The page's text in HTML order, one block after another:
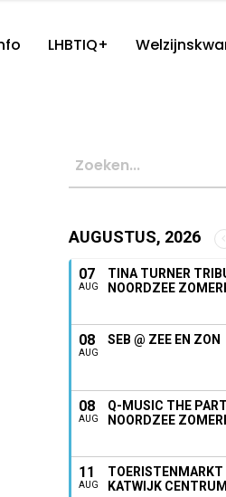
LHBTIQ+
AUGUSTUS, 2026
07
AUG
TINA TURNER
NOORDZEE
08
AUG
SEB @ ZEE EN ZON
08
AUG
Q-MUSIC THE
NOORDZEE
11
AUG
TOERISTENMARKT
KATWIJK CENTRUM